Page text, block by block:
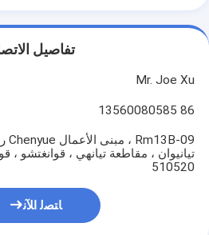
تفاصيل
Mr. Joe Xu
86 13560080585
تيانيوان ، مقاطعة تيانهي ، قوانغتشو ،
510520
ﺎﺘﺼﻟ ﺍﻶﻧ